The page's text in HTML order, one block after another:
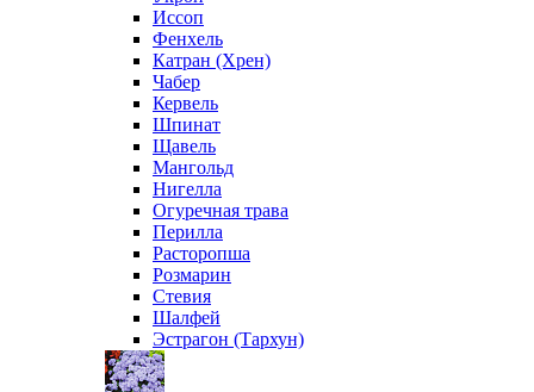
Иссоп
Фенхель
Катран (Хрен)
Чабер
Кервель
Шпинат
Щавель
Мангольд
Нигелла
Огуречная трава
Перилла
Расторопша
Розмарин
Стевия
Шалфей
Эстрагон (Тархун)